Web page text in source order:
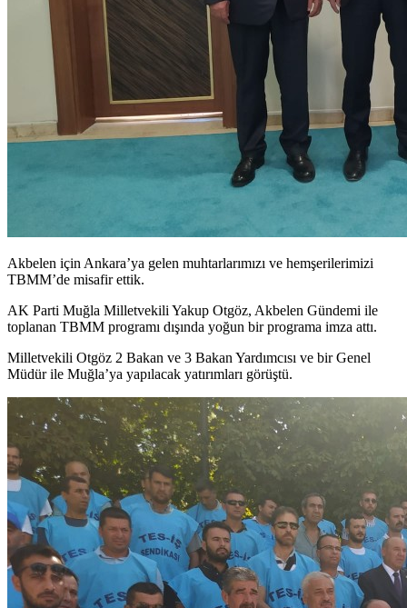
Akbelen için Ankara’ya gelen muhtarlarımızı ve hemşerilerimizi
TBMM’de misafir ettik.
AK Parti Muğla Milletvekili Yakup Otgöz, Akbelen Gündemi ile
toplanan TBMM programı dışında yoğun bir programa imza attı.
Milletvekili Otgöz 2 Bakan ve 3 Bakan Yardımcısı ve bir Genel
Müdür ile Muğla’ya yapılacak yatırımları görüştü.